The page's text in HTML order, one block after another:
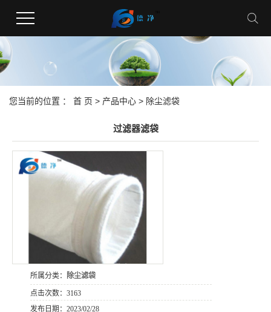
您当前的位置 ： 首 页 > 产品中心 > 除尘滤袋
过滤器滤袋
所属分类： 除尘滤袋
点击次数： 3163
发布日期： 2023/02/28